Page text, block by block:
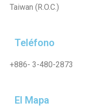
Teléfono
+886- 3-480-2873
Taiwan (R.O.C.)
El Mapa